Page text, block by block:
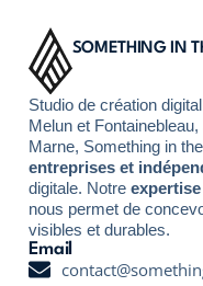
Email
SOMETHING IN
Studio de création
Melun et
Marne, Something in
entreprises et
digitale. Notre
nous permet de
visibles et durables.